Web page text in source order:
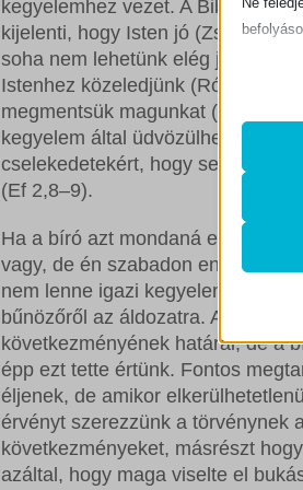
kegyelemhez vezet. A Biblia
kijelenti, hogy Isten jó (Zsolt
soha nem lehetünk elég jók ahhoz,
Istenhez közeledjünk (Róm 3,23)
megmentsük magunkat (Ef 2,4-5).
kegyelem által üdvözülhetünk, „nem
cselekedetekért, hogy senki se
(Ef 2,8–9).
Ha a bíró azt mondaná egy
vagy, de én szabadon engedlek.
nem lenne igazi kegyelem, mert
bűnözőről az áldozatra. A
következményének határai, de a
épp ezt tette értünk. Fontos
éljenek, de amikor
érvényt szerezzünk a törvénynek
következményeket, másrészt
azáltal, hogy maga viselte el
sütik
_ga
_ga_*
Ez a